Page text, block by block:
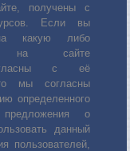
получены с
Если вы
какую либо
на сайте
с её
мы согласны
определенного
о
данный
пользователей,